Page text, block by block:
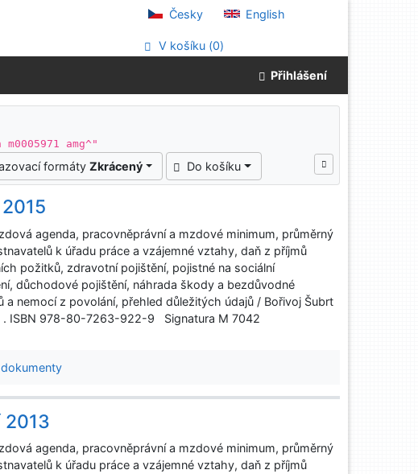
Česky English
V košíku (0)
Přihlášení
amg^"
formáty Zkrácený Do košíku
agenda, pracovněprávní a mzdové minimum, průměrný
k úřadu práce a vzájemné vztahy, daň z příjmů
požitků, zdravotní pojištění, pojistné na sociální
důchodové pojištění, náhrada škody a bezdůvodné
nemocí z povolání, přehled důležitých údajů / Bořivoj Šubrt
ISBN 978-80-7263-922-9 Signatura M 7042
agenda, pracovněprávní a mzdové minimum, průměrný
k úřadu práce a vzájemné vztahy, daň z příjmů